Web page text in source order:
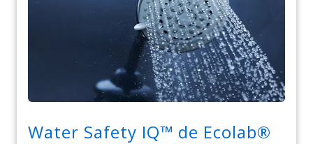
Water Safety IQ™ de Ecolab®